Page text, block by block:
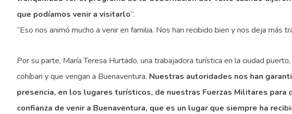
que podíamos venir a visitarlo”.
“Eso nos animó mucho a venir en familia. Nos han recibido bien y nos deja más
Por su parte, María Teresa Hurtado, una trabajadora turística en la ciudad
cohíban y que vengan a Buenaventura. Nuestras autoridades nos han
presencia, en los lugares turísticos, de nuestras Fuerzas Militares para
confianza de venir a Buenaventura, que es un lugar que siempre ha